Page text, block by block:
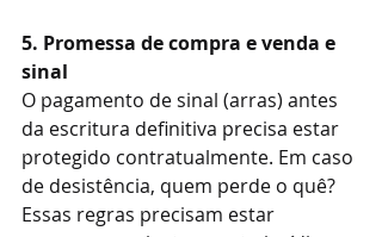
5. Promessa de compra e venda e
sinal
O pagamento de sinal (arras) antes
da escritura definitiva precisa estar
protegido contratualmente. Em caso
de desistência, quem perde o quê?
Essas regras precisam estar